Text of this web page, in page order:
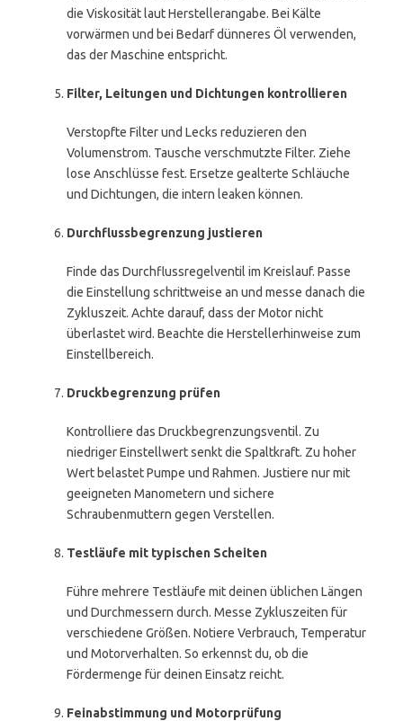
die Viskosität laut Herstellerangabe. Bei Kälte
vorwärmen und bei Bedarf dünneres Öl verwenden,
das der Maschine entspricht.
Filter, Leitungen und Dichtungen kontrollieren
Verstopfte Filter und Lecks reduzieren den
Volumenstrom. Tausche verschmutzte Filter. Ziehe
lose Anschlüsse fest. Ersetze gealterte Schläuche
und Dichtungen, die intern leaken können.
Durchflussbegrenzung justieren
Finde das Durchflussregelventil im Kreislauf. Passe
die Einstellung schrittweise an und messe danach die
Zykluszeit. Achte darauf, dass der Motor nicht
überlastet wird. Beachte die Herstellerhinweise zum
Einstellbereich.
Druckbegrenzung prüfen
Kontrolliere das Druckbegrenzungsventil. Zu
niedriger Einstellwert senkt die Spaltkraft. Zu hoher
Wert belastet Pumpe und Rahmen. Justiere nur mit
geeigneten Manometern und sichere
Schraubenmuttern gegen Verstellen.
Testläufe mit typischen Scheiten
Führe mehrere Testläufe mit deinen üblichen Längen
und Durchmessern durch. Messe Zykluszeiten für
verschiedene Größen. Notiere Verbrauch, Temperatur
und Motorverhalten. So erkennst du, ob die
Fördermenge für deinen Einsatz reicht.
Feinabstimmung und Motorprüfung